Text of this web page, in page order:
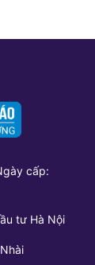
cấp:
tư Hà Nội